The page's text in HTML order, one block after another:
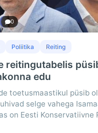
0
Poliitika Reiting
reitingutabelis
edu
toetusmaastikul püsib
selge vahega
on Eesti Konservatiivne